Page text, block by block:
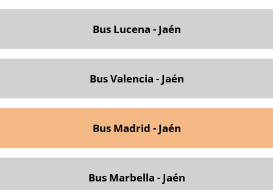
Bus Lucena - Jaén
Bus Valencia - Jaén
Bus Madrid - Jaén
Bus Marbella - Jaén